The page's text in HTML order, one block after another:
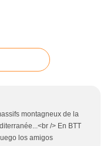
montagneux de la
/> En BTT
los amigos